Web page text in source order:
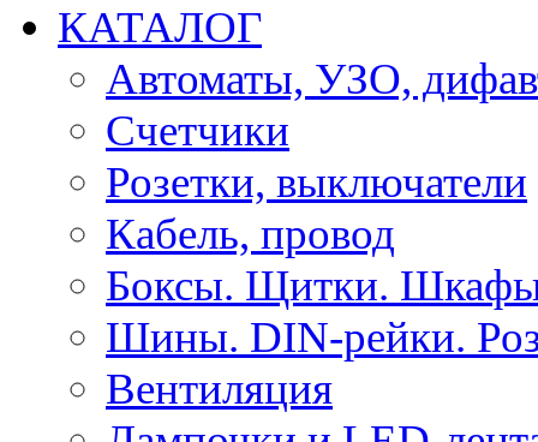
КАТАЛОГ
Автоматы, УЗО,
Счетчики
Розетки, выключатели
Кабель, провод
Боксы. Щитки.
Шины. DIN-рейки.
Вентиляция